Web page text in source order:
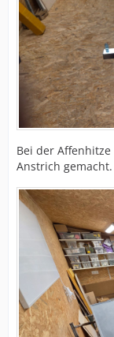
Bei der
Anstrich